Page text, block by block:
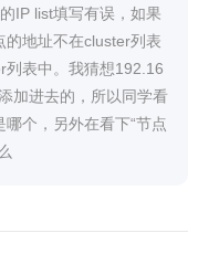
网：192.168.0.5
Only Network:192.1
IP list填写有误，如果
的地址不在cluster列表
列表中。我猜想192.16
加进去的，所以同学看
个，另外在看下“节点